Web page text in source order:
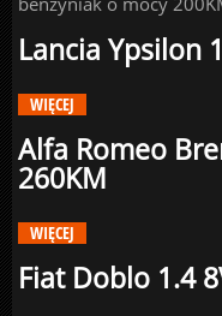
Lancia Ypsilon
WIĘCEJ
Alfa Romeo
260KM
WIĘCEJ
Fiat Doblo 1.4